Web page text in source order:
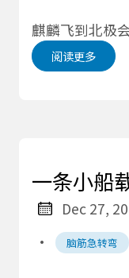
麒麟飞到北极
阅读更多
一条小船
Dec 27,
·
脑筋急转弯